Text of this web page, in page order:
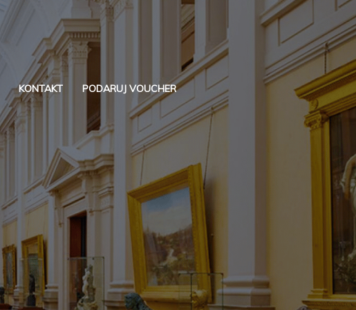
KONTAKT PODARUJ VOUCHER Szukaj